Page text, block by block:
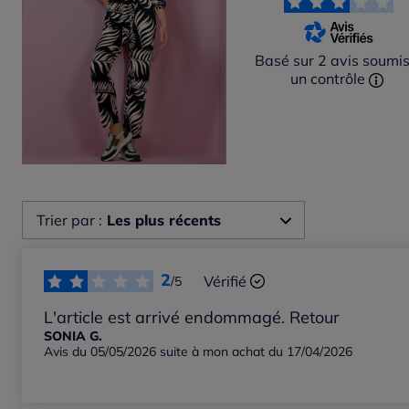
Basé sur 2 avis
un contrôle
Trier par : Les plus récents
Les plus anciens
2/5 Vérifié
L'article est arrivé endommagé. Retour
SONIA G.
Avis du 05/05/2026 suite à mon achat du 17/04/2026